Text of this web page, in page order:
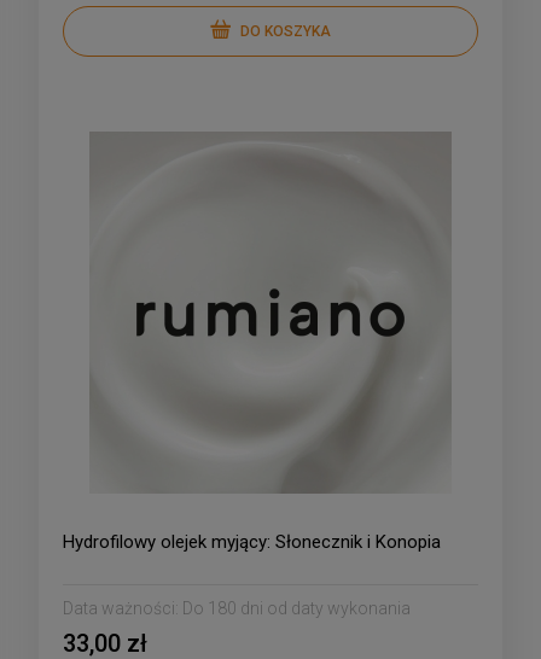
DO KOSZYKA
Hydrofilowy olejek myjący: Słonecznik i Konopia
Data ważności: Do 180 dni od daty wykonania
33,00 zł